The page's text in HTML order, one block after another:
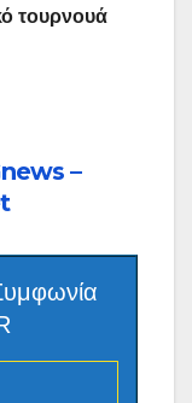
τουρνουά
–